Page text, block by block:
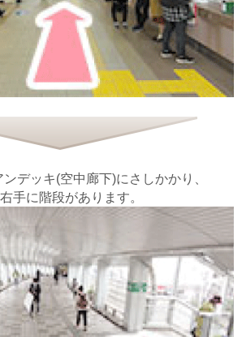
デッキ(空中廊下)にさしかかり、
手に階段があります。